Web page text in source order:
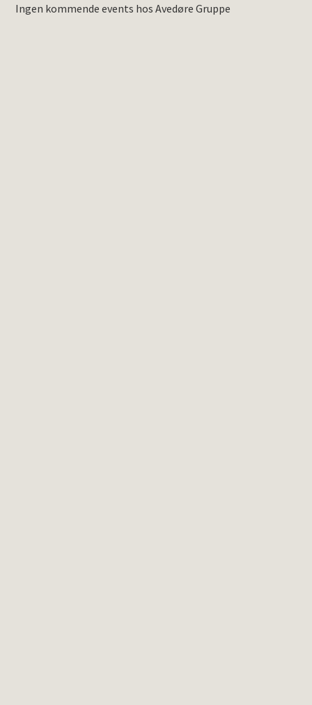
SpringIngen kommende events hos Avedøre Gruppe